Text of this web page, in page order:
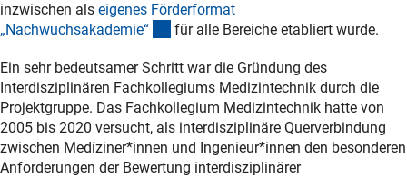
inzwischen als eigenes Förderformat
„Nachwuchsakademie“ (externer Link)
für alle Bereiche etabliert wurde.
Ein sehr bedeutsamer Schritt war die Gründung des
Interdisziplinären Fachkollegiums Medizintechnik durch die
Projektgruppe. Das Fachkollegium Medizintechnik hatte von
2005 bis 2020 versucht, als interdisziplinäre Querverbindung
zwischen Mediziner*innen und Ingenieur*innen den besonderen
Anforderungen der Bewertung interdisziplinärer